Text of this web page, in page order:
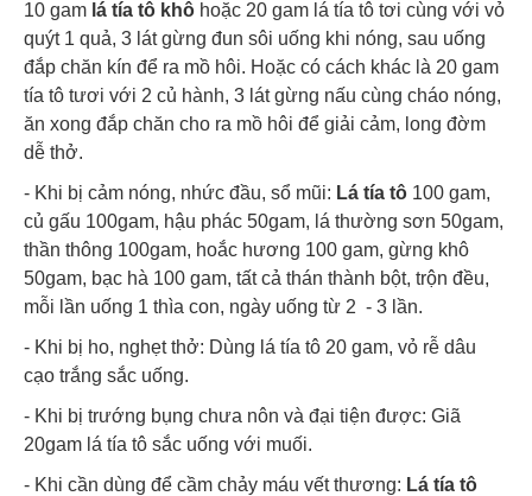
10 gam lá tía tô khô hoặc 20 gam lá tía tô tơi cùng với vỏ
quýt 1 quả, 3 lát gừng đun sôi uống khi nóng, sau uống
đắp chăn kín để ra mồ hôi. Hoặc có cách khác là 20 gam
tía tô tươi với 2 củ hành, 3 lát gừng nấu cùng cháo nóng,
ăn xong đắp chăn cho ra mồ hôi để giải cảm, long đờm
dễ thở.
- Khi bị cảm nóng, nhức đầu, sổ mũi: Lá tía tô 100 gam,
củ gấu 100gam, hậu phác 50gam, lá thường sơn 50gam,
thần thông 100gam, hoắc hương 100 gam, gừng khô
50gam, bạc hà 100 gam, tất cả thán thành bột, trộn đều,
mỗi lần uống 1 thìa con, ngày uống từ 2 - 3 lần.
- Khi bị ho, nghẹt thở: Dùng lá tía tô 20 gam, vỏ rễ dâu
cạo trắng sắc uống.
- Khi bị trướng bụng chưa nôn và đại tiện được: Giã
20gam lá tía tô sắc uống với muối.
- Khi cần dùng để cầm chảy máu vết thương: Lá tía tô